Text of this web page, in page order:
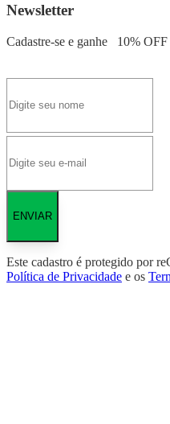
Newsletter
Cadastre-se e ganhe 10% OFF
ENVIAR
Este cadastro é protegido por
Política de Privacidade e os